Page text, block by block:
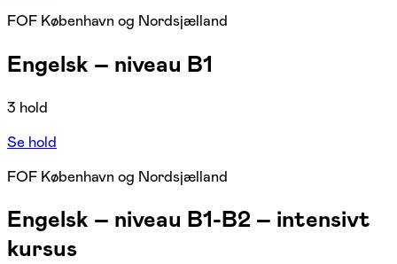
FOF København og Nordsjælland
Engelsk – niveau B1
3 hold
Se hold
FOF København og Nordsjælland
Engelsk – niveau B1-B2 – intensivt
kursus